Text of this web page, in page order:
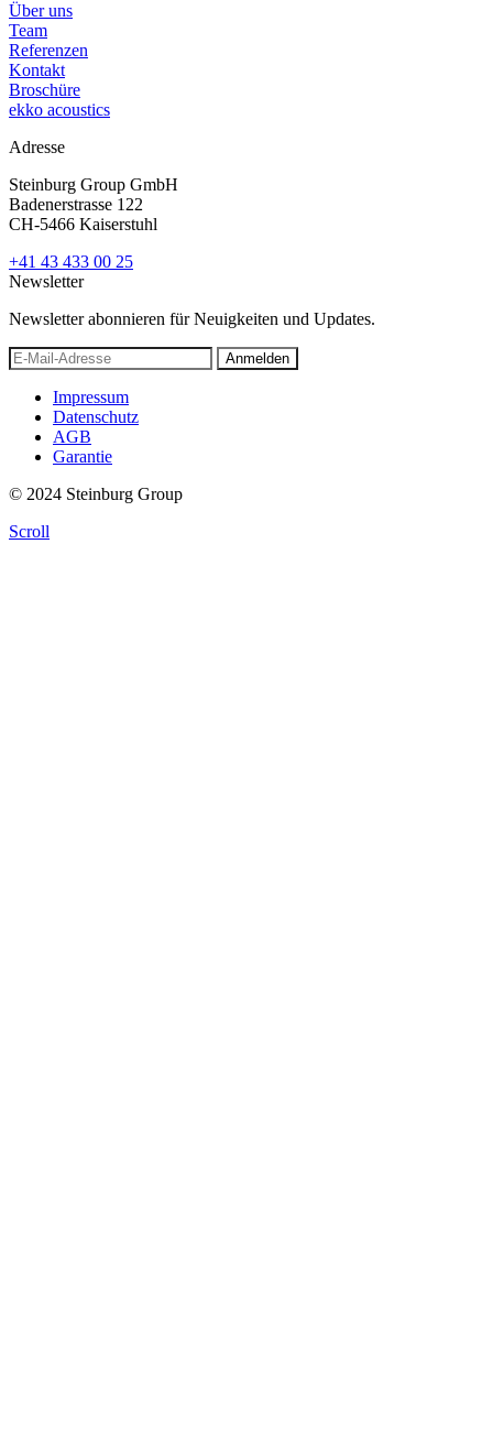
Über uns
Team
Referenzen
Kontakt
Broschüre
ekko acoustics
Adresse
Steinburg Group GmbH
Badenerstrasse 122
CH-5466 Kaiserstuhl
+41 43 433 00 25
Newsletter
Newsletter abonnieren für Neuigkeiten und Updates.
Anmelden
Impressum
Datenschutz
AGB
Garantie
© 2024 Steinburg Group
Scroll